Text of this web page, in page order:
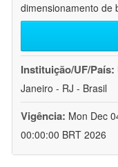
dimensionamento de
Instituição/UF/País:
Janeiro - RJ - Brasil
Vigência: Mon Dec
00:00:00 BRT 2026